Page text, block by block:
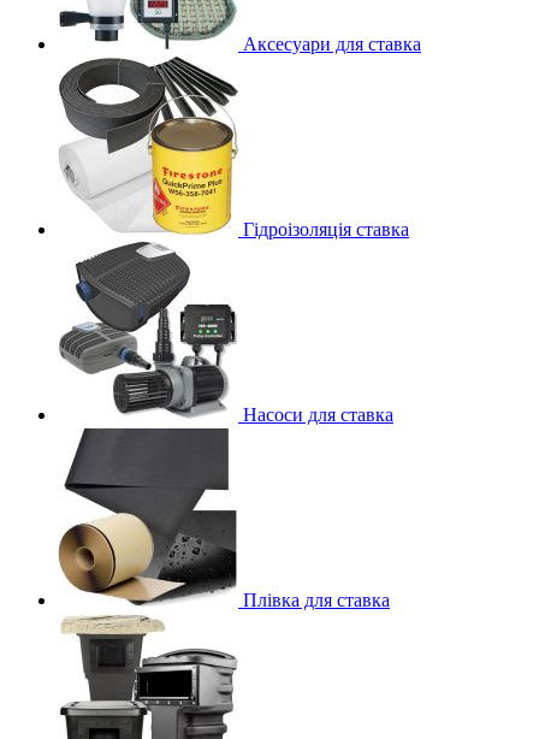
Аксесуари для ставка
Гідроізоляція ставка
Насоси для ставка
Плівка для ставка